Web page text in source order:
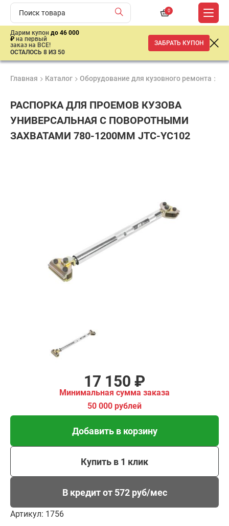
0
Дарим купон до 46 000
₽ на первый
заказ на ВСЕ!
ОСТАЛОСЬ 8 ИЗ 50
ЗАБРАТЬ КУПОН
Главная Каталог Оборудование для кузовного ремонта
РАСПОРКА ДЛЯ ПРОЕМОВ КУЗОВА
УНИВЕРСАЛЬНАЯ С ПОВОРОТНЫМИ
ЗАХВАТАМИ 780-1200ММ JTC-YC102
17 150 ₽
Минимальная сумма заказа
50 000 рублей
Добавить в корзину
Купить в 1 клик
В кредит от 572 руб/мес
Артикул: 1756
Купить в 1 клик
В кредит от 572 руб/